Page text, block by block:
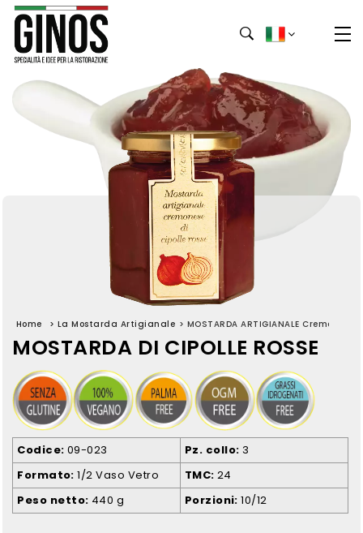
Home > La Mostarda Artigianale > MOSTARDA ARTIGIANALE Cremonese
MOSTARDA DI CIPOLLE ROSSE
Codice 09-023 Pz. collo 3
Formato 1/2 Vaso Vetro TMC 24
Peso netto 440 g Porzioni 10/12